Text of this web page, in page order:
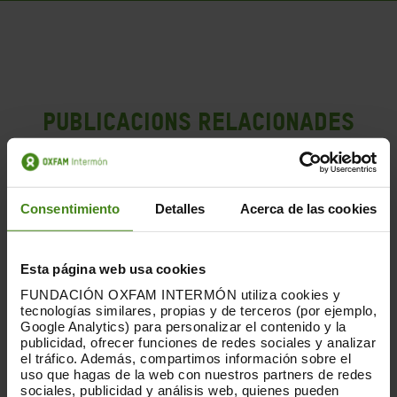
Consentimiento Detalles Acerca de las cookies
Esta página web usa cookies
FUNDACIÓN OXFAM INTERMÓN utiliza cookies y
tecnologías similares, propias y de terceros (por ejemplo,
Google Analytics) para personalizar el contenido y la
publicidad, ofrecer funciones de redes sociales y analizar
el tráfico. Además, compartimos información sobre el
uso que hagas de la web con nuestros partners de redes
sociales, publicidad y análisis web, quienes pueden
Publicacions Relacionades